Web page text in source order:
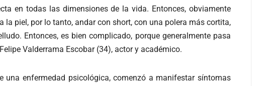
en todas las dimensiones de la vida. Entonces, obviamente
piel, por lo tanto, andar con short, con una polera más cortita,
Entonces, es bien complicado, porque generalmente pasa
Valderrama Escobar (34), actor y académico.
enfermedad psicológica, comenzó a manifestar síntomas